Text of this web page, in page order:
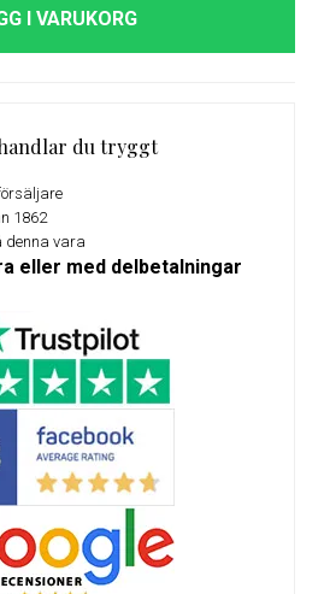
I VARUKORG
du tryggt
1862
denna vara
eller med delbetalningar